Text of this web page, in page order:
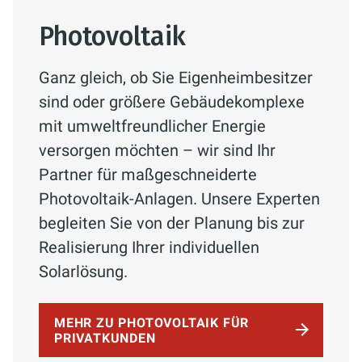
Photovoltaik
Ganz gleich, ob Sie Eigenheimbesitzer
sind oder größere Gebäudekomplexe
mit umweltfreundlicher Energie
versorgen möchten – wir sind Ihr
Partner für maßgeschneiderte
Photovoltaik-Anlagen. Unsere Experten
begleiten Sie von der Planung bis zur
Realisierung Ihrer individuellen
Solarlösung.
MEHR ZU PHOTOVOLTAIK FÜR
PRIVATKUNDEN